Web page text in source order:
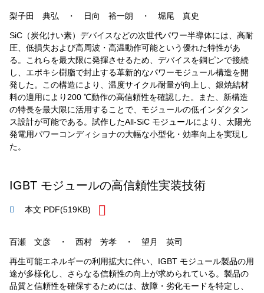
梨子田 典弘 ・ 日向 裕一朗 ・ 堀尾 真史
SiC（炭化けい素）デバイスなどの次世代パワー半導体には、高耐
圧、低損失および高周波・高温動作可能という優れた特性があ
る。これらを最大限に発揮させるため、デバイスを銅ピンで接続
し、エポキシ樹脂で封止する革新的なパワーモジュール構造を開
発した。この構造により、温度サイクル耐量が向上し、銀焼結材
料の適用により200 ℃動作の高信頼性を確認した。また、新構造
の特長を最大限に活用することで、モジュールの低インダクタン
ス設計が可能である。試作したAll-SiC モジュールにより、太陽光
発電用パワーコンディショナの大幅な小型化・効率向上を実現し
た。
IGBT モジュールの高信頼性実装技術
本文 PDF(519KB)
百瀬 文彦 ・ 西村 芳孝 ・ 望月 英司
再生可能エネルギーの利用拡大に伴い、IGBT モジュール製品の用
途が多様化し、さらなる信頼性の向上が求められている。製品の
品質と信頼性を確保するためには、故障・劣化モードを特定し、